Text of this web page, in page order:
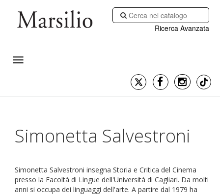
Ricerca Avanzata
Simonetta Salvestroni
Simonetta Salvestroni insegna Storia e Critica del Cinema
presso la Facoltà di Lingue dell'Università di Cagliari. Da molti
anni si occupa dei linguaggi dell'arte. A partire dal 1979 ha